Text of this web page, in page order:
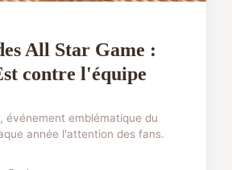
All Star Game :
contre l'équipe
événement emblématique du
année l'attention des fans.